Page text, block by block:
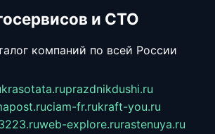
и СТО
компаний по всей России
krasotata.ruprazdnikdushi.ru
ciam-fr.rukraft-you.ru
web-explore.rurastenuya.ru